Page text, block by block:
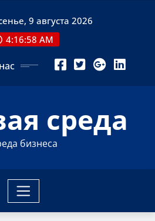
9 августа 2026
4:16:59 AM
среда
бизнеса